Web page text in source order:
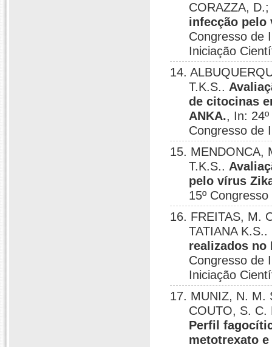
CORAZZA,
infecção pelo
Congresso de
Iniciação
14.
T.K.S..
de citocinas
ANKA., In:
Congresso de
15. MENDONCA,
T.K.S..
pelo vírus
15º
16. FREITAS, M.
TATIANA K.S..
realizados no
Congresso de
Iniciação
17. MUNIZ, N. M.
COUTO, S. C.
Perfil
metotrexato